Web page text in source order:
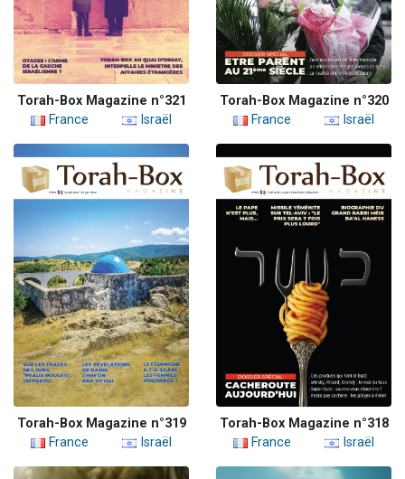
Torah-Box Magazine n°321
France
Israël
Torah-Box Magazine n°320
France
Israël
Torah-Box Magazine n°319
France
Israël
Torah-Box Magazine n°318
France
Israël